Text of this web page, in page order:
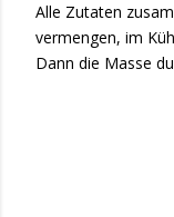
Alle Zutaten
vermengen, im
Dann die Masse